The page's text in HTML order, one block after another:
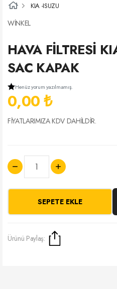
KIA -ISUZU
WİNKEL
HAVA FİLTRESİ
SAC KAPAK
Henüz yorum yazılmamış.
0,00 ₺
FİYATLARIMIZA KDV DAHİLDİR.
SEPETE EKLE
Ürünü Paylaş: